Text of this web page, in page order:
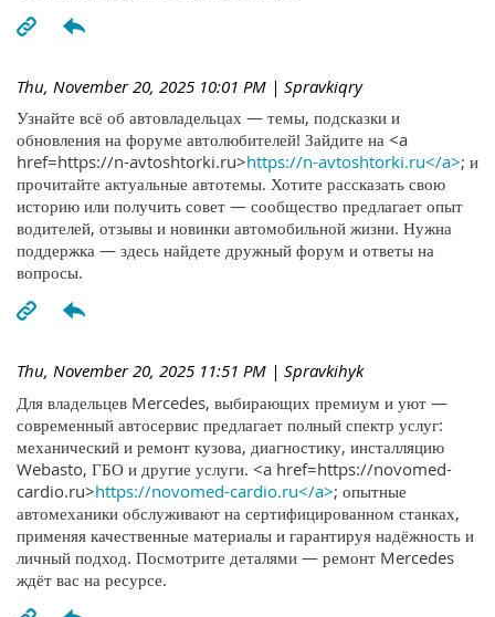
Thu, November 20, 2025 10:01 PM | Spravkiqry
Узнайте всё об автовладельцах — темы, подсказки и
обновления на форуме автолюбителей! Зайдите на <a
href=https://n-avtoshtorki.ru>https://n-avtoshtorki.ru</a>; и
прочитайте актуальные автотемы. Хотите рассказать свою
историю или получить совет — сообщество предлагает опыт
водителей, отзывы и новинки автомобильной жизни. Нужна
поддержка — здесь найдете дружный форум и ответы на
вопросы.
Thu, November 20, 2025 11:51 PM | Spravkihyk
Для владельцев Mercedes, выбирающих премиум и уют —
современный автосервис предлагает полный спектр услуг:
механический и ремонт кузова, диагностику, инсталляцию
Webasto, ГБО и другие услуги. <a href=https://novomed-
cardio.ru>https://novomed-cardio.ru</a>; опытные
автомеханики обслуживают на сертифицированном станках,
применяя качественные материалы и гарантируя надёжность и
личный подход. Посмотрите деталями — ремонт Mercedes
ждёт вас на ресурсе.